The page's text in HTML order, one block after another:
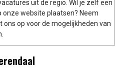
uit de regio. Wil je zelf een
onze website plaatsen? Neem
ons op voor de mogelijkheden van